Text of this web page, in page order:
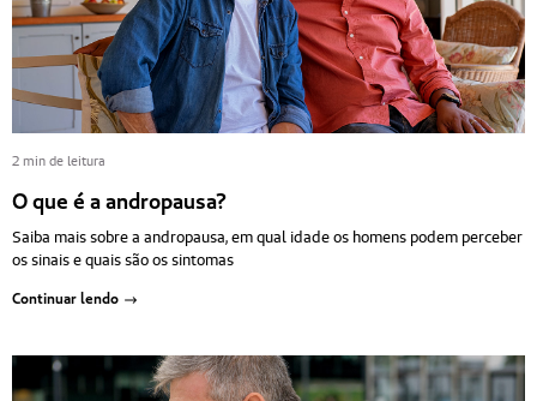
2 min de leitura
O que é a andropausa?
Saiba mais sobre a andropausa, em qual idade os homens podem perceber
os sinais e quais são os sintomas
Continuar lendo